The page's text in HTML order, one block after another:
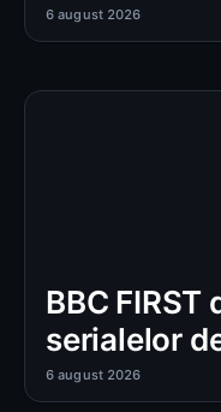
6 august 2026
BBC
serialelor
6 august 2026